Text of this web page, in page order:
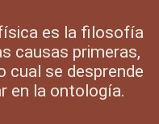
es la filosofía
causas primeras,
cual se desprende
en la ontología.